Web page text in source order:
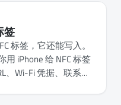
签
标签，它还能写入。
iPhone 给 NFC 标签
、Wi-Fi 凭据、联系人